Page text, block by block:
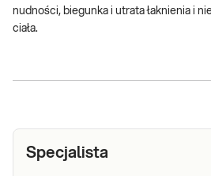
nudności, biegunka i utrata łaknienia i
ciała.
Specjalista